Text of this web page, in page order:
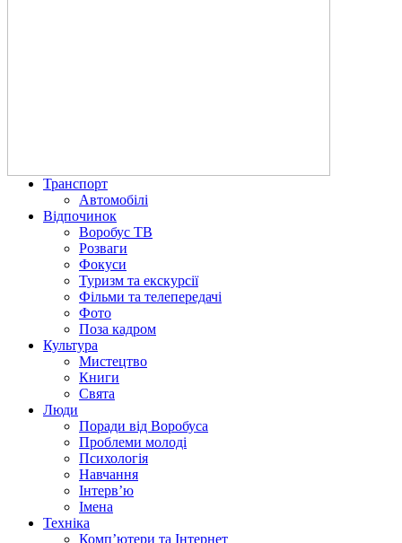
Транспорт
Автомобілі
Відпочинок
Воробус ТВ
Розваги
Фокуси
Туризм та екскурсії
Фільми та телепередачі
Фото
Поза кадром
Культура
Мистецтво
Книги
Свята
Люди
Поради від Воробуса
Проблеми молоді
Психологія
Навчання
Інтерв’ю
Імена
Техніка
Комп’ютери та Інтернет